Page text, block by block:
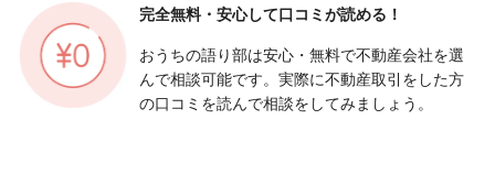
完全無料・安心して口コミが読める！
おうちの語り部は安心・無料で不動産会社を選
んで相談可能です。実際に不動産取引をした方
の口コミを読んで相談をしてみましょう。